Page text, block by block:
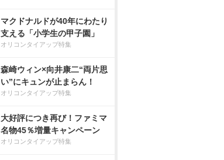
マクドナルドが40年にわたり
支える「小学生の甲子園」
オリコンタイアップ特集
森崎ウィン×向井康二“両片思
い”にキュンが止まらん！
オリコンタイアップ特集
大好評につき再び！ファミマ
名物45％増量キャンペーン
オリコンタイアップ特集